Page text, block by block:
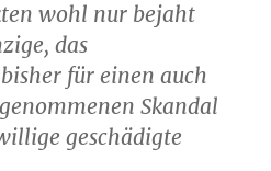
wohl nur bejaht
das
für einen auch
Skandal
geschädigte